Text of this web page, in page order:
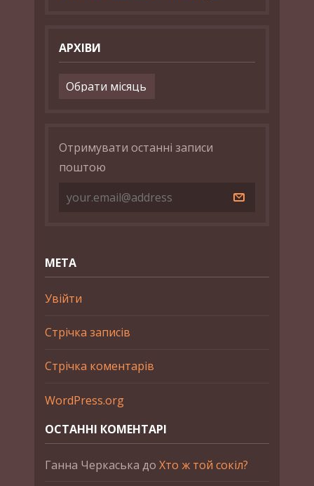
АРХІВИ
Архіви
Отримувати останні записи
поштою
МЕТА
Увійти
Стрічка записів
Стрічка коментарів
WordPress.org
ОСТАННІ КОМЕНТАРІ
Ганна Черкаська до Хто ж той сокіл?